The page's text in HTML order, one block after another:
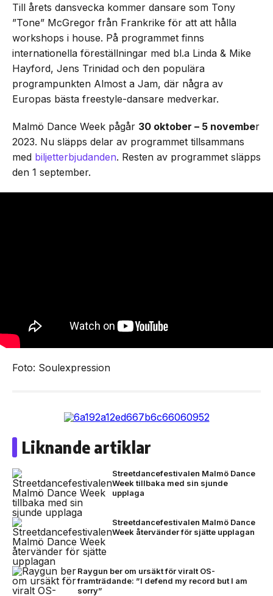
Till årets dansvecka kommer dansare som Tony
”Tone” McGregor från Frankrike för att att hålla
workshops i house. På programmet finns
internationella föreställningar med bl.a Linda & Mike
Hayford, Jens Trinidad och den populära
programpunkten Almost a Jam, där några av
Europas bästa freestyle-dansare medverkar.
Malmö Dance Week pågår 30 oktober – 5 november
2023. Nu släpps delar av programmet tillsammans
med biljetterbjudanden. Resten av programmet släpps
den 1 september.
Foto: Soulexpression
Liknande artiklar
Streetdancefestivalen Malmö Dance
Week tillbaka med sin sjunde
upplaga
Streetdancefestivalen Malmö Dance
Week återvänder för sjätte upplagan
Raygun ber om ursäkt för viralt OS-
framträdande: ”I defend my record but I am
sorry”